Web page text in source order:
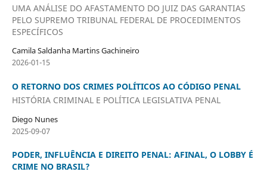
UMA ANÁLISE DO AFASTAMENTO DO JUIZ DAS GARANTIAS
PELO SUPREMO TRIBUNAL FEDERAL DE PROCEDIMENTOS
ESPECÍFICOS
Camila Saldanha Martins Gachineiro
2026-01-15
O RETORNO DOS CRIMES POLÍTICOS AO CÓDIGO PENAL
HISTÓRIA CRIMINAL E POLÍTICA LEGISLATIVA PENAL
Diego Nunes
2025-09-07
PODER, INFLUÊNCIA E DIREITO PENAL: AFINAL, O LOBBY É
CRIME NO BRASIL?